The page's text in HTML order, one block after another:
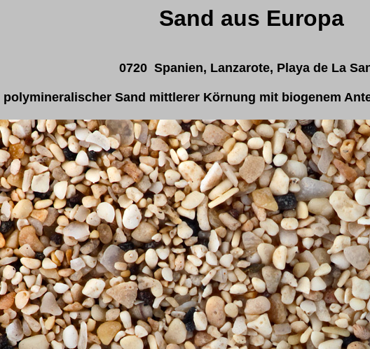
Sand aus Europa
0720 Spanien, Lanzarote, Playa de La
polymineralischer Sand mittlerer Körnung mit biogenem